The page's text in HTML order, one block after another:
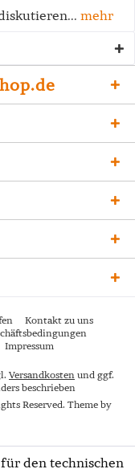
mehr
Kontakt zu uns
Impressum
Versandkosten und ggf.
beschrieben
Reserved. Theme by
den technischen